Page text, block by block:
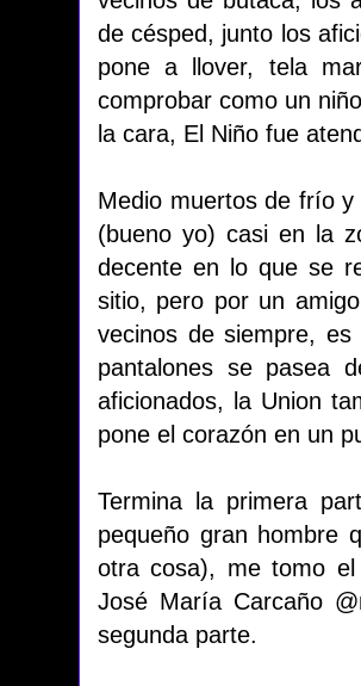
de césped, junto los
pone a llover, tela
comprobar como un
la cara, El Niño fue
Medio muertos de frío
(bueno yo) casi en la
decente en lo que se
sitio, pero por un
vecinos de siempre,
pantalones se pasea
aficionados, la Union
pone el corazón en un
Termina la primera
pequeño gran hombre
otra cosa), me tomo
José María Carcaño
segunda parte.